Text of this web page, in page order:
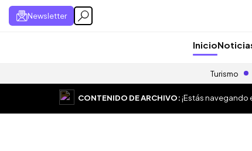
Newsletter
Inicio
Turismo
CONTENIDO DE ARCHIVO:¡Estás navegando